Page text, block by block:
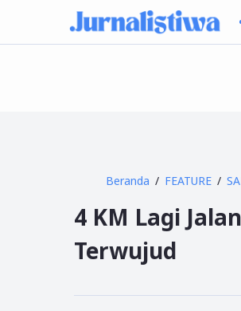
Beranda FEATURE
4 KM Lagi
Terwujud